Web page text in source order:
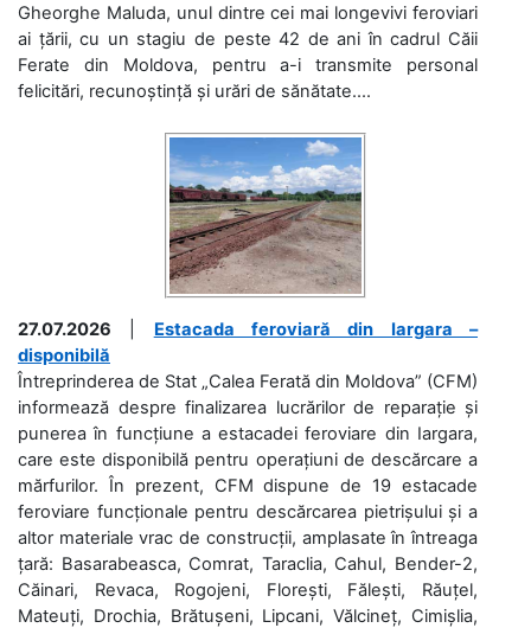
Gheorghe Maluda, unul dintre cei mai longevivi feroviari
ai țării, cu un stagiu de peste 42 de ani în cadrul Căii
Ferate din Moldova, pentru a-i transmite personal
felicitări, recunoștință și urări de sănătate....
27.07.2026
Estacada feroviară din Iargara –
disponibilă
Întreprinderea de Stat „Calea Ferată din Moldova” (CFM)
informează despre finalizarea lucrărilor de reparație și
punerea în funcțiune a estacadei feroviare din Iargara,
care este disponibilă pentru operațiuni de descărcare a
mărfurilor. În prezent, CFM dispune de 19 estacade
feroviare funcționale pentru descărcarea pietrișului și a
altor materiale vrac de construcții, amplasate în întreaga
țară: Basarabeasca, Comrat, Taraclia, Cahul, Bender-2,
Căinari, Revaca, Rogojeni, Florești, Fălești, Răuțel,
Mateuți, Drochia, Brătușeni, Lipcani, Vălcineț, Cimișlia,